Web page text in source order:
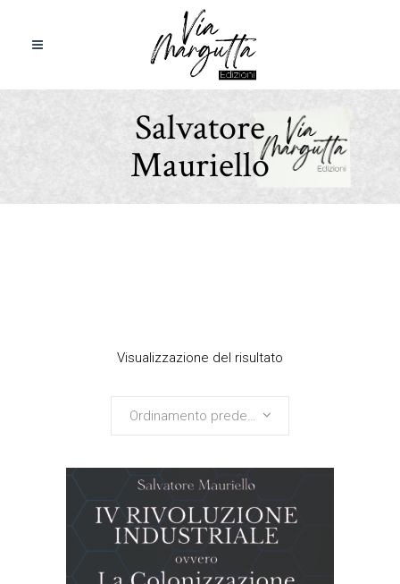
Salvatore
Mauriello
Visualizzazione del risultato
Ordinamento predefinito